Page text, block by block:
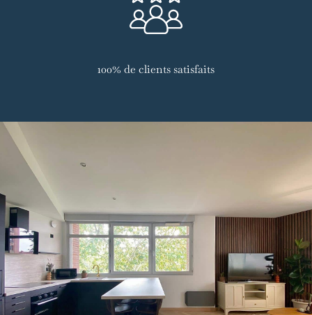
100% de clients satisfaits